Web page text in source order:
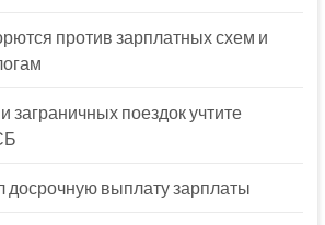
против зарплатных схем и
заграничных поездок учтите
досрочную выплату зарплаты